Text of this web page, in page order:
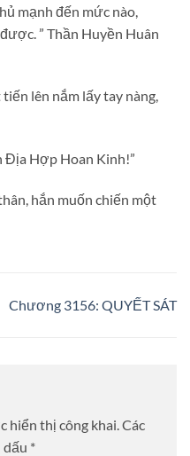
mạnh đến mức nào,
” Thần Huyền Huân
lên nắm lấy tay nàng,
Địa Hợp Hoan Kinh!”
hắn muốn chiến một
Chương 3156: QUYẾT SÁT
hiển thị công khai. Các
*